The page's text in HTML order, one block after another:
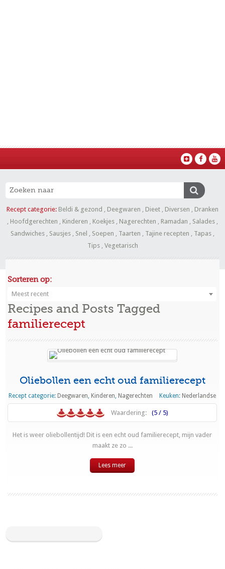
Recept categorie: Beldi & gezond , Deegwaren , Dieet , Diversen , Dranken
, Hoofdgerechten , Kinderen , Koekjes , Nagerechten , Ramadan , Salades ,
Sandwiches , Sausjes , Snel , Soepen , Taarten , Tajine recepten , Tapas ,
Tips, Vegetarisch
Sorteren op:
Meest recent
Recipes and Posts Tagged
familierecept
Oliebollen een echt oud familierecept
Recept categorie: Deegwaren, Kinderen, Nagerechten Keuken: Nederlandse
Waardering: (5 / 5)
Het is weer oliebollentijd! Dit is een echt oud familierecept, mijn vader
maakt ze zo ...
Lees meer